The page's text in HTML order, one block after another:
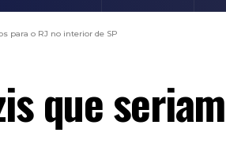
para o RJ no interior de SP
que